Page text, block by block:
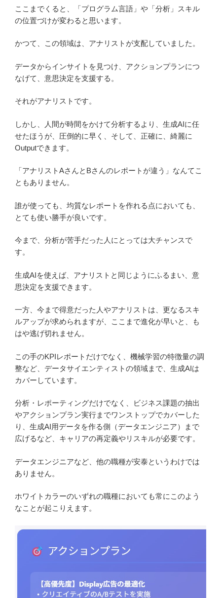
ここまでくると、「プログラム言語」や「分析」スキル
の位置づけが変わると思います。
かつて、この領域は、アナリストが支配していました。
データからインサイトを見つけ、アクションプランにつ
なげて、意思決定を支援する。
それがアナリストです。
しかし、人間が時間をかけて分析するより、生成AIに任
せたほうが、圧倒的に早く、そして、正確に、綺麗に
Outputできます。
「アナリストAさんとBさんのレポートが違う」なんてこ
ともありません。
誰が使っても、均質なレポートを作れる点においても、
とても使い勝手が良いです。
今まで、分析が苦手だった人にとっては大チャンスで
す。
生成AIを使えば、アナリストと同じようにふるまい、意
思決定を支援できます。
一方、今まで得意だった人やアナリストは、更なるスキ
ルアップが求められますが、ここまで進化が早いと、も
はや逃げ切れません。
この手のKPIレポートだけでなく、機械学習の特徴量の調
整など、データサイエンティストの領域まで、生成AIは
カバーしています。
分析・レポーティングだけでなく、ビジネス課題の抽出
やアクションプラン実行までワンストップでカバーした
り、生成AI用データを作る側（データエンジニア）まで
広げるなど、キャリアの再定義やリスキルが必要です。
データエンジニアなど、他の職種が安泰というわけでは
ありません。
ホワイトカラーのいずれの職種においても常にこのよう
なことが起こりえます。